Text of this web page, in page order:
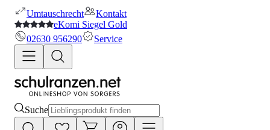
Umtauschrecht
Kontakt
eKomi Siegel Gold
02630 956290
Service
Suche